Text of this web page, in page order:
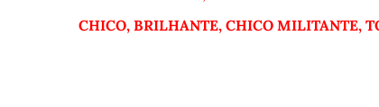
CHICO, BRILHANTE, CHICO MILITANTE,